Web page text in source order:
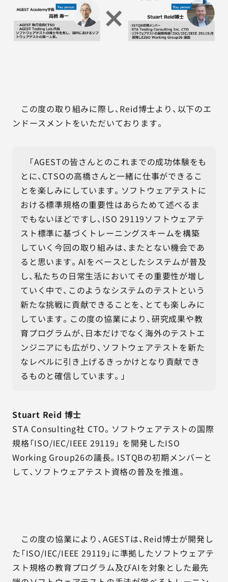
この度の取り組みに際し、Reid博士より、以下のエ
ンドースメントをいただいております。
「AGESTの皆さんとのこれまでの成功体験をも
とに、CTSOの高橋さんと一緒に仕事ができるこ
とを楽しみにしています。ソフトウェアテストに
おける標準規格の重要性はあらためて述べるま
でもないほどですし、ISO 29119ソフトウェアテ
スト標準に基づくトレーニングスキームを構築
していく今回の取り組みは、またとない機会であ
ると思います。AIをベースとしたシステムが普及
し、私たちの日常生活においてその重要性が増し
ていく中で、このようなシステムのテストという
新たな挑戦に貢献できることを、とても楽しみに
しています。この度の協業により、研究成果や教
育プログラムが、日本だけでなく海外のテストエ
ンジニアにも広がり、ソフトウェアテストを新た
なレベルに引き上げるきっかけとなり貢献でき
るものと確信しています。」
Stuart Reid 博士
STA Consulting社 CTO。ソフトウェアテストの国際
規格「ISO/IEC/IEEE 29119」 を開発したISO
Working Group26の議長。ISTQBの初期メンバーと
して、ソフトウェアテスト資格の普及を推進。
この度の協業により、AGESTは、Reid博士が開発し
た「ISO/IEC/IEEE 29119」に準拠したソフトウェアテ
スト規格の教育プログラム及びAIを対象とした最先